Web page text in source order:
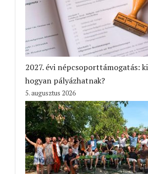
2027. évi népcsoporttámogatás:
hogyan pályázhatnak?
5. augusztus 2026